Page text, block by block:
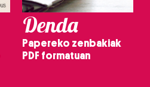
Denda
Papereko zenbakiak
PDF formatuan